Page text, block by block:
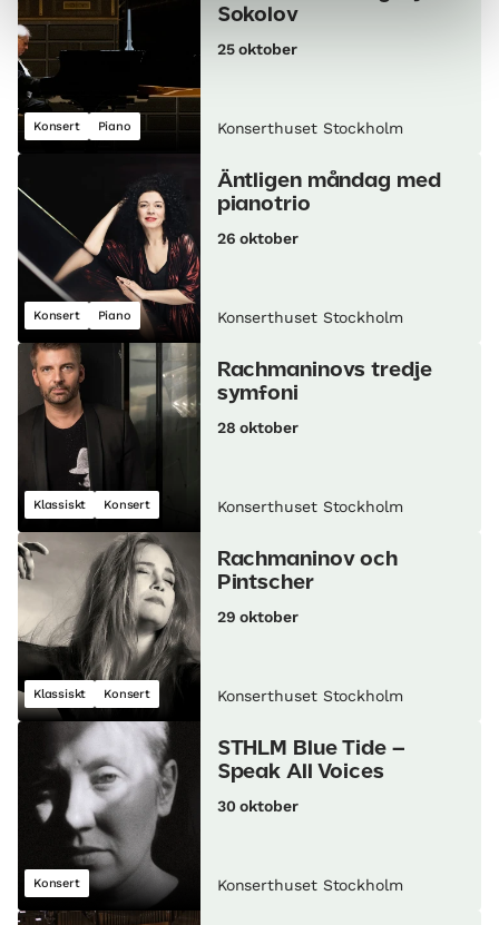
Konsert Piano
Sokolov
25 oktober
Konserthuset Stockholm
Konsert Piano
Äntligen måndag med
pianotrio
26 oktober
Konserthuset Stockholm
Klassiskt Konsert
Rachmaninovs tredje
symfoni
28 oktober
Konserthuset Stockholm
Klassiskt Konsert
Rachmaninov och
Pintscher
29 oktober
Konserthuset Stockholm
Konsert
STHLM Blue Tide –
Speak All Voices
30 oktober
Konserthuset Stockholm